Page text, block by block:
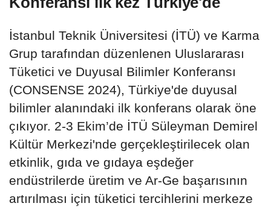
İstanbul Teknik Üniversitesi (İTÜ) ve Karma
Grup tarafından düzenlenen Uluslararası
Tüketici ve Duyusal Bilimler Konferansı
(CONSENSE 2024), Türkiye'de duyusal
bilimler alanındaki ilk konferans olarak öne
çıkıyor. 2-3 Ekim’de İTÜ Süleyman Demirel
Kültür Merkezi'nde gerçekleştirilecek olan
etkinlik, gıda ve gıdaya eşdeğer
endüstrilerde üretim ve Ar-Ge başarısının
artırılması için tüketici tercihlerini merkeze